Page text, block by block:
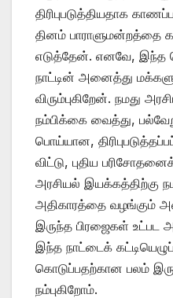
திரிபுபடுத்தியதாக
தினம் பாராளுமன்றத்தை
எடுத்தேன். எனவே, இந்த
நாட்டின் அனைத்து
விரும்புகிறேன். நமது
நம்பிக்கை வைத்து,
பொய்யான,
விட்டு, புதிய
அரசியல் இயக்கத்திற்கு
அதிகாரத்தை வழங்கும்
இருந்த பிரஜைகள் உட்பட
இந்த நாட்டைக்
கொடுப்பதற்கான பலம்
நம்புகிறோம்.